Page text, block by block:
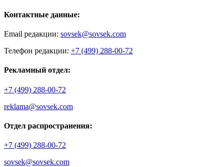
Контактные данные:
Email редакции: sovsek@sovsek.com
Телефон редакции: +7 (499) 288-00-72
Рекламный отдел:
+7 (499) 288-00-72
reklama@sovsek.com
Отдел распространения:
+7 (499) 288-00-72
sovsek@sovsek.com